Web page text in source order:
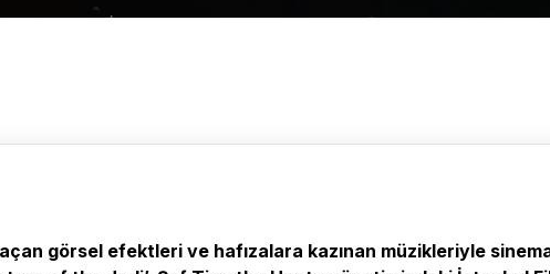
görsel efektleri ve hafızalara kazınan müzikleriyle